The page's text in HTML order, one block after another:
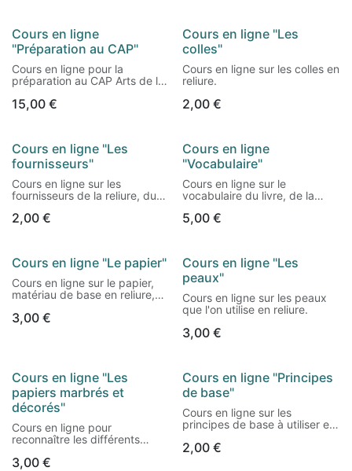
Les cours sont en évolution et
l'abonnement vous permet de
bénéficier des évolutions
possibles dans ce laps de
temps.
et travailler correctement !
Avec ce pack, il faudra
attendre un petit peu que je
vous active l'accès aux
différents cours à la main. En
cas de soucis ou d'attente
trop longue, envoyez moi un
Merci !
Cours en ligne
"Préparation au CAP"
Cours en ligne pour la
préparation au CAP Arts de la
les annales pour se préparer
15,00 €
Cours en ligne "Les
colles"
Cours en ligne sur les colles en
reliure.
2,00€
Cours en ligne "Les
fournisseurs"
Cours en ligne sur les
fournisseurs de la reliure, du
restauration.
2,00 €
Cours en ligne
"Vocabulaire"
Cours en ligne sur le
vocabulaire du livre, de la
cours est souvent cité dans
5,00€
Cours en ligne "Le papier"
Cours en ligne sur le papier,
matériau de base en reliure,
fabrication et les différents
3,00 €
Cours en ligne "Les
peaux"
Cours en ligne sur les peaux
que l'on utilise en reliure.
3,00€
Cours en ligne "Les
papiers marbrés et
décorés"
Cours en ligne pour
reconnaître les différents
3,00 €
Cours en ligne "Principes
de base"
Cours en ligne sur les
principes de base à utiliser en
2,00€